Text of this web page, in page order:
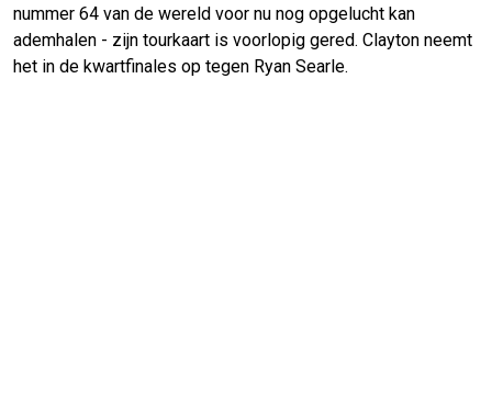
nummer 64 van de wereld voor nu nog opgelucht kan
ademhalen - zijn tourkaart is voorlopig gered. Clayton neemt
het in de kwartfinales op tegen Ryan Searle.